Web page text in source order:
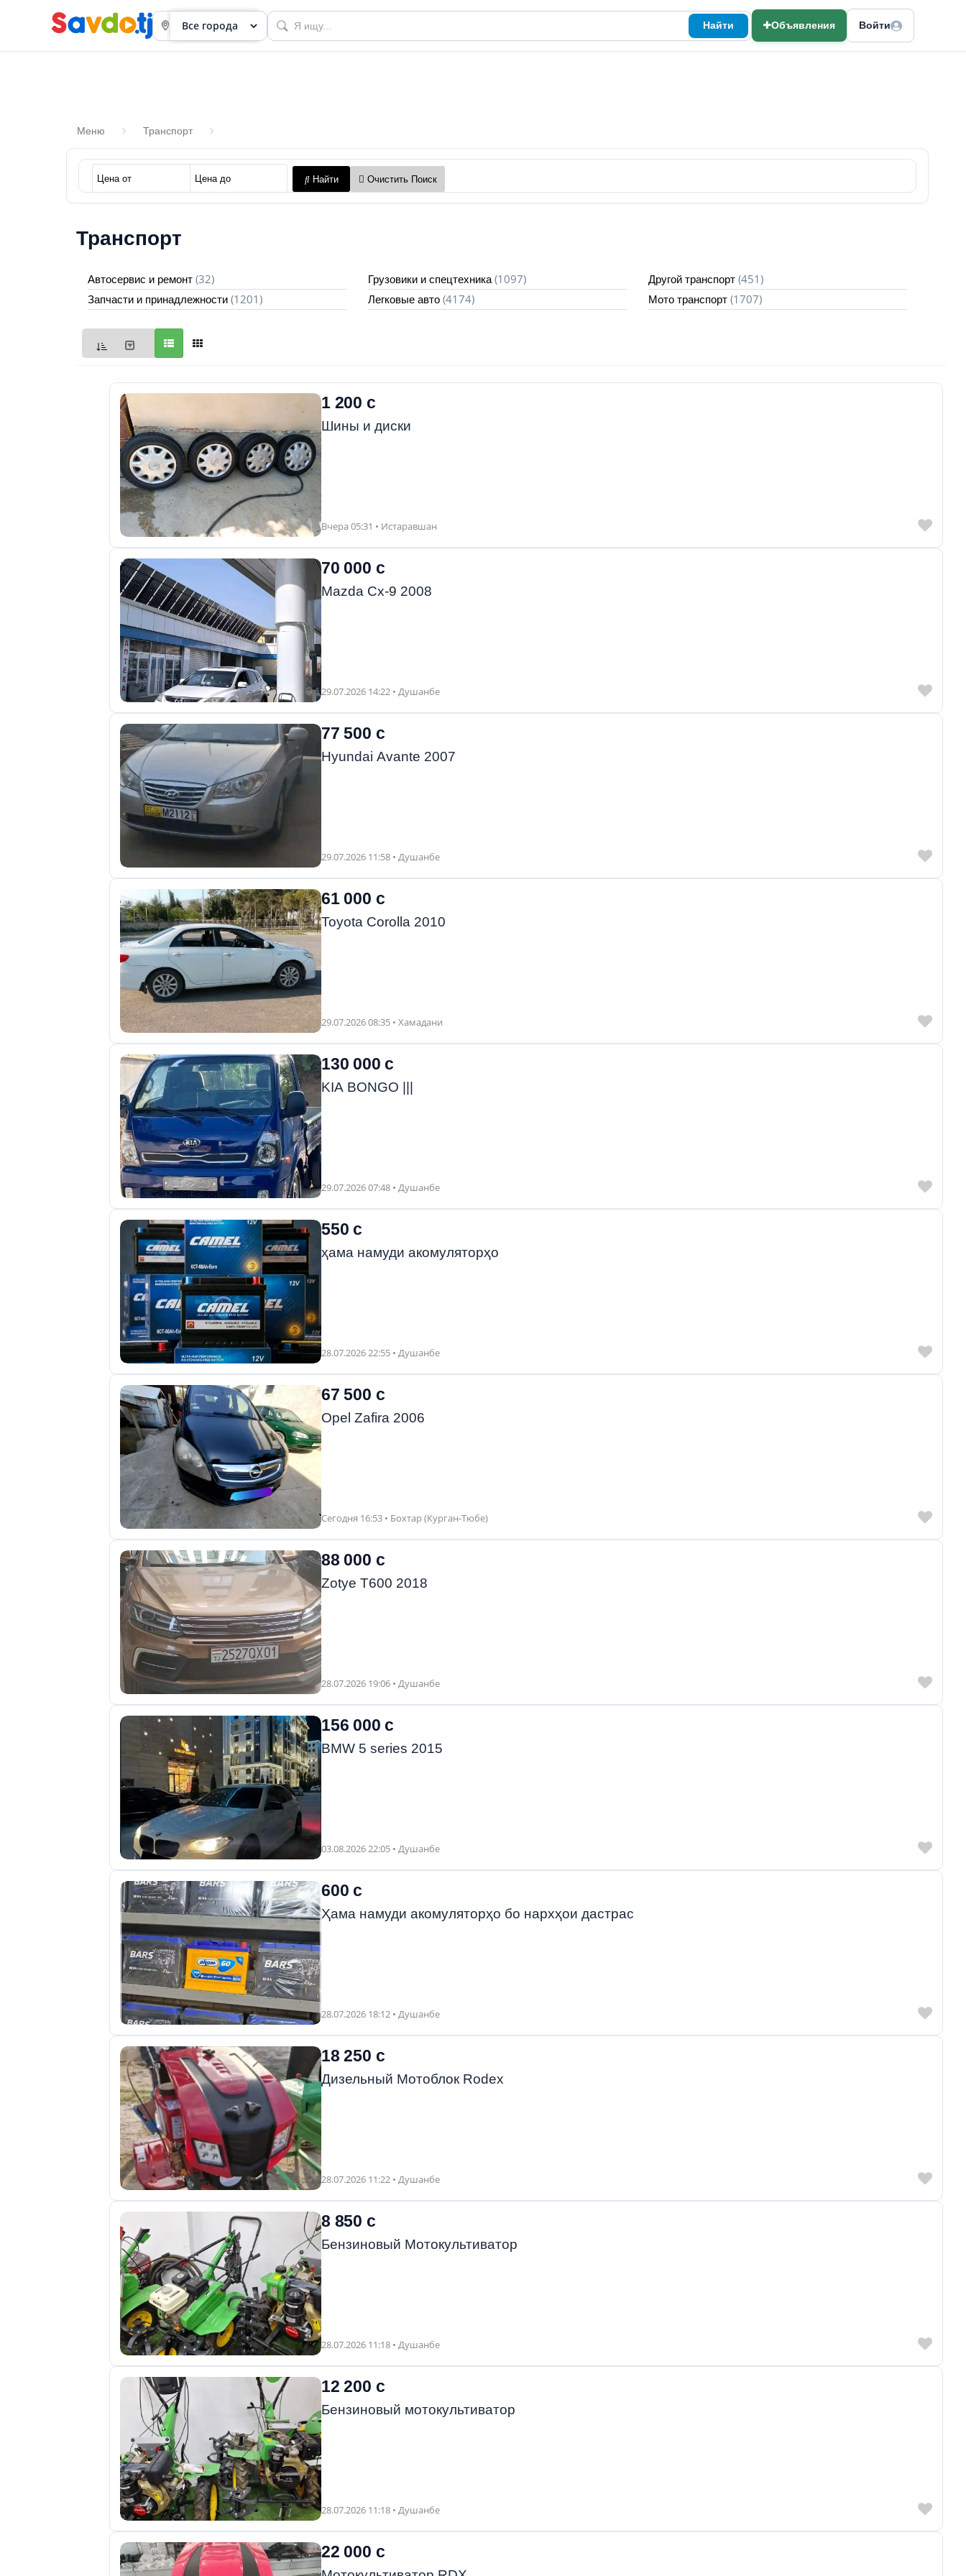
Найти Объявления Войти
приборов
объявления
Меню Транспорт
Найти Очистить Поиск
Транспорт
Автосервис и ремонт (32) Грузовики и спецтехника (1097) Другой транспорт (451)
Запчасти и принадлежности (1201) Легковые авто (4174) Мото транспорт (1707)
1 200 с
Шины и диски
Вчера 05:31 • Истаравшан
70 000 с
Mazda Cx-9 2008
29.07.2026 14:22 • Душанбе
77 500 с
Hyundai Avante 2007
29.07.2026 11:58 • Душанбе
61 000 с
Toyota Corolla 2010
29.07.2026 08:35 • Хамадани
130 000 с
KIA BONGO |||
29.07.2026 07:48 • Душанбе
550 с
ҳама намуди акомуляторҳо
28.07.2026 22:55 • Душанбе
67 500 с
Opel Zafira 2006
Сегодня 16:53 • Бохтар (Курган-Тюбе)
88 000 с
Zotye T600 2018
28.07.2026 19:06 • Душанбе
156 000 с
BMW 5 series 2015
03.08.2026 22:05 • Душанбе
600 с
Ҳама намуди акомуляторҳо бо нархҳои дастрас
28.07.2026 18:12 • Душанбе
18 250 с
Дизельный Мотоблок Rodex
28.07.2026 11:22 • Душанбе
8 850 с
Бензиновый Мотокультиватор
28.07.2026 11:18 • Душанбе
12 200 с
Бензиновый мотокультиватор
28.07.2026 11:18 • Душанбе
22 000 с